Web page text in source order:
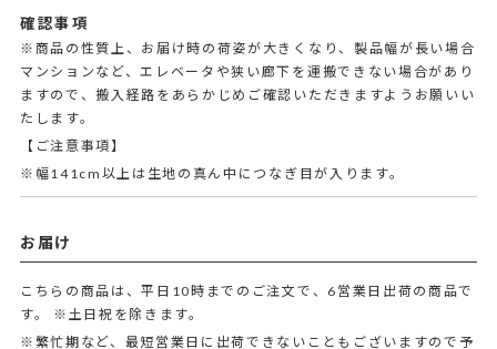
確認事項
※商品の性質上、お届け時の荷姿が大きくなり、製品幅が長い場合
マンションなど、エレベータや狭い廊下を運搬できない場合があり
ますので、搬入経路をあらかじめご確認いただきますようお願いい
たします。
【ご注意事項】
※幅141cm以上は生地の真ん中につなぎ目が入ります。
お届け
こちらの商品は、平日10時までのご注文で、6営業日出荷の商品で
す。
※土日祝を除きます。
※繁忙期など、最短営業日に出荷できないこともございますので予